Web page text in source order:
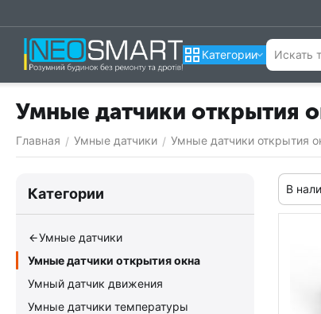
Категории
Умные датчики открытия
Главная / Умные датчики / Умные датчики открытия
В
Категории
Умные датчики
Умные датчики открытия окна
Умный датчик движения
Умные датчики температуры